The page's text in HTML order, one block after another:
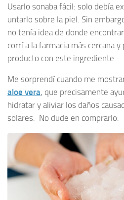
Usarlo sonaba fácil: solo debía
untarlo sobre la piel. Sin
no tenía idea de donde
corrí a la farmacia más cercana
producto con este ingrediente.
Me sorprendí cuando me
aloe vera, que precisamente
hidratar y aliviar los daños
solares. No dude en comprarlo.